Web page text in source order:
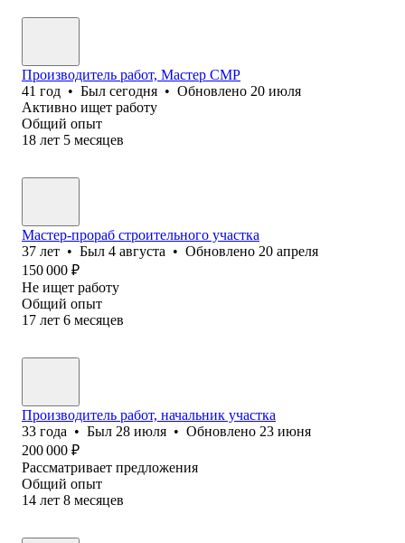
Производитель работ, Мастер СМР
41 год • Был сегодня • Обновлено 20 июля
Активно ищет работу
Общий опыт
18 лет 5 месяцев
Мастер-прораб строительного участка
37 лет • Был 4 августа • Обновлено 20 апреля
150 000 ₽
Не ищет работу
Общий опыт
17 лет 6 месяцев
Производитель работ, начальник участка
33 года • Был 28 июля • Обновлено 23 июня
200 000 ₽
Рассматривает предложения
Общий опыт
14 лет 8 месяцев